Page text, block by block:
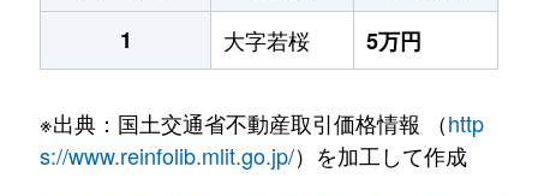
1
大字若桜 5万円
※出典：国土交通省不動産取引価格情報 （http
s://www.reinfolib.mlit.go.jp/）を加工して作成